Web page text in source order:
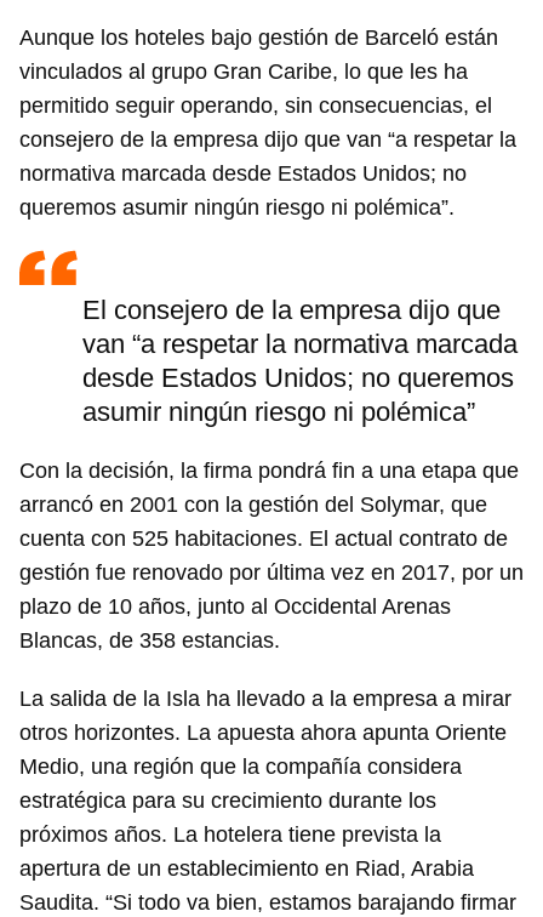
Aunque los hoteles bajo gestión de Barceló están
vinculados al grupo Gran Caribe, lo que les ha
permitido seguir operando, sin consecuencias, el
consejero de la empresa dijo que van “a respetar la
normativa marcada desde Estados Unidos; no
queremos asumir ningún riesgo ni polémica”.
El consejero de la empresa dijo que
van “a respetar la normativa marcada
desde Estados Unidos; no queremos
asumir ningún riesgo ni polémica”
Con la decisión, la firma pondrá fin a una etapa que
arrancó en 2001 con la gestión del Solymar, que
cuenta con 525 habitaciones. El actual contrato de
gestión fue renovado por última vez en 2017, por un
plazo de 10 años, junto al Occidental Arenas
Blancas, de 358 estancias.
La salida de la Isla ha llevado a la empresa a mirar
otros horizontes. La apuesta ahora apunta Oriente
Medio, una región que la compañía considera
estratégica para su crecimiento durante los
próximos años. La hotelera tiene prevista la
apertura de un establecimiento en Riad, Arabia
Saudita. “Si todo va bien, estamos barajando firmar